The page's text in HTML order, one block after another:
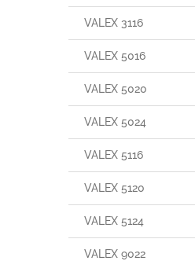
VALEX 3116
VALEX 5016
VALEX 5020
VALEX 5024
VALEX 5116
VALEX 5120
VALEX 5124
VALEX 9022